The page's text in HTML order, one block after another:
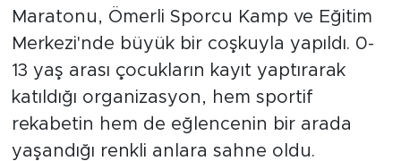
Maratonu, Ömerli Sporcu Kamp ve Eğitim
Merkezi'nde büyük bir coşkuyla yapıldı. 0-
13 yaş arası çocukların kayıt yaptırarak
katıldığı organizasyon, hem sportif
rekabetin hem de eğlencenin bir arada
yaşandığı renkli anlara sahne oldu.